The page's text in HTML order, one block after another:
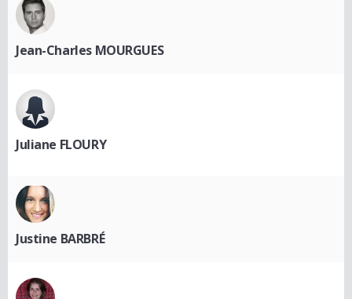
Jean-Charles MOURGUES
Juliane FLOURY
Justine BARBRÉ